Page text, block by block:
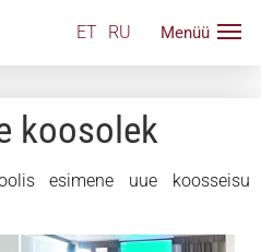
ET RU
koosolek
esimene uue koosseisu